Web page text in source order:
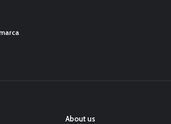
About us